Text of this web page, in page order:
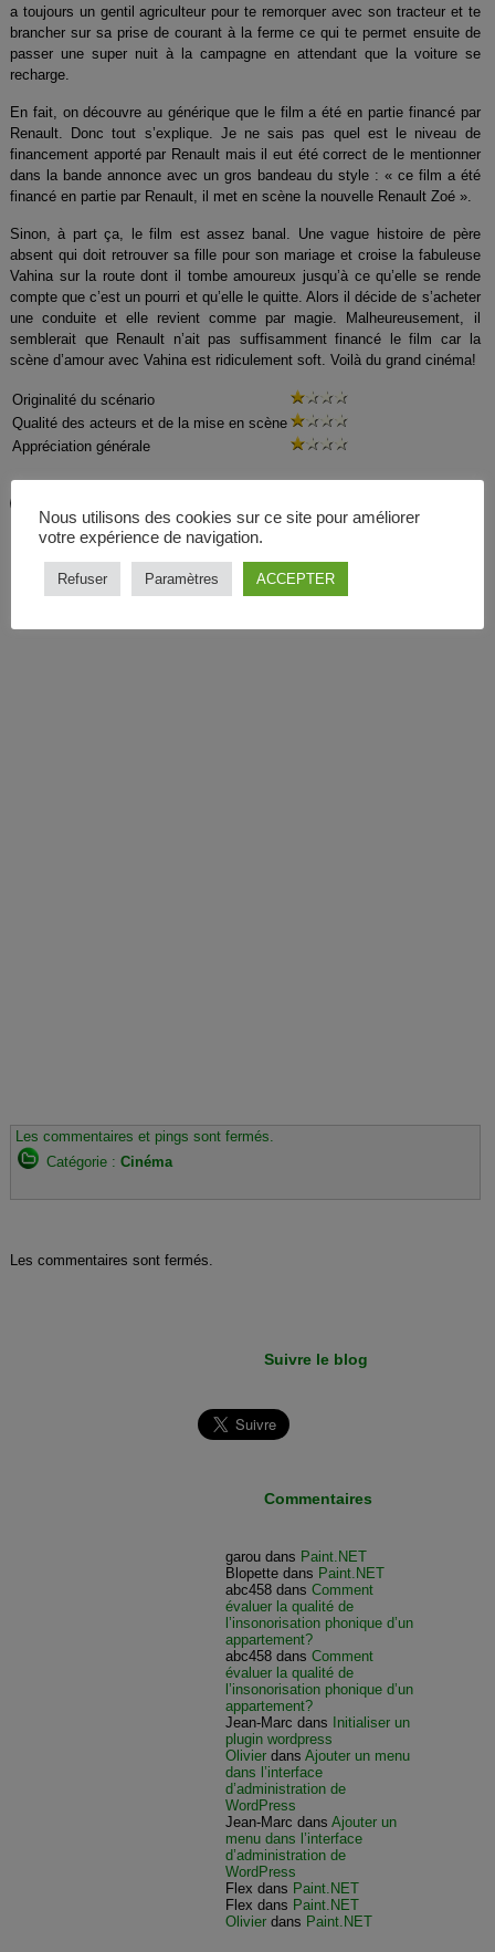
a toujours un gentil agriculteur pour te remorquer avec son tracteur et te
brancher sur sa prise de courant à la ferme ce qui te permet ensuite de
passer une super nuit à la campagne en attendant que la voiture se
recharge.
En fait, on découvre au générique que le film a été en partie financé par
Renault. Donc tout s’explique. Je ne sais pas quel est le niveau de
financement apporté par Renault mais il eut été correct de le mentionner
dans la bande annonce avec un gros bandeau du style : « ce film a été
financé en partie par Renault, il met en scène la nouvelle Renault Zoé ».
Sinon, à part ça, le film est assez banal. Une vague histoire de père
absent qui doit retrouver sa fille pour son mariage et croise la fabuleuse
Vahina sur la route dont il tombe amoureux jusqu’à ce qu’elle se rende
compte que c’est un pourri et qu’elle le quitte. Alors il décide de s’acheter
une conduite et elle revient comme par magie. Malheureusement, il
semblerait que Renault n’ait pas suffisamment financé le film car la
scène d’amour avec Vahina est ridiculement soft. Voilà du grand cinéma!
Originalité du scénario
Qualité des acteurs et de la mise en scène
Appréciation générale
Les commentaires et pings sont fermés.
Catégorie : Cinéma
Les commentaires sont fermés.
Suivre le blog
Commentaires
garou dans Paint.NET
Blopette dans Paint.NET
abc458 dansComment
évaluer la qualité de
l’insonorisation phonique d’un
appartement?
abc458 dansComment
évaluer la qualité de
l’insonorisation phonique d’un
appartement?
Jean-Marc dans
Initialiser un
plugin wordpress
Olivier dansAjouter un menu
dans l’interface
d’administration de
WordPress
Jean-Marc dansAjouter un
menu dans l’interface
d’administration de
WordPress
Flex dans Paint.NET
Flex dans Paint.NET
Olivier dans Paint.NET
Nous utilisons des cookies sur ce site pour améliorer
votre expérience de navigation.
Refuser Paramètres ACCEPTER